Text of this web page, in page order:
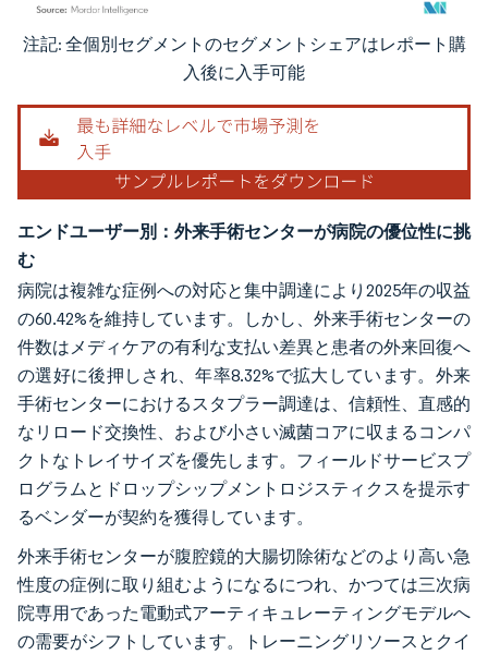
画像 © Mordor Intelligence。再利用にはCC BY 4.0の表示が必要です。
注記: 全個別セグメントのセグメントシェアはレポート購
入後に入手可能
エンドユーザー別：外来手術センターが病院の優位性に挑
む
病院は複雑な症例への対応と集中調達により2025年の収益
の60.42%を維持しています。しかし、外来手術センターの
件数はメディケアの有利な支払い差異と患者の外来回復へ
の選好に後押しされ、年率8.32%で拡大しています。外来
手術センターにおけるスタプラー調達は、信頼性、直感的
なリロード交換性、および小さい滅菌コアに収まるコンパ
クトなトレイサイズを優先します。フィールドサービスプ
ログラムとドロップシップメントロジスティクスを提示す
るベンダーが契約を獲得しています。
外来手術センターが腹腔鏡的大腸切除術などのより高い急
性度の症例に取り組むようになるにつれ、かつては三次病
院専用であった電動式アーティキュレーティングモデルへ
の需要がシフトしています。トレーニングリソースとクイ